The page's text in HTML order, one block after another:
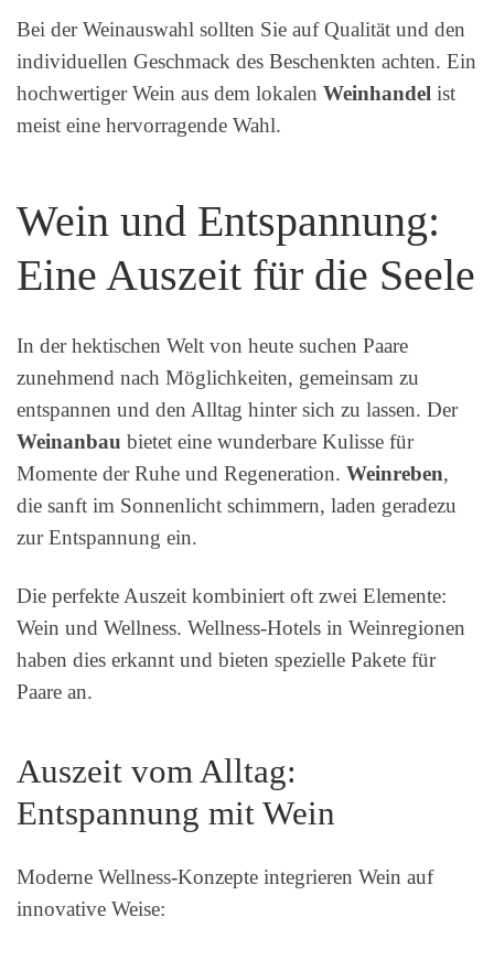
Bei der Weinauswahl sollten Sie auf Qualität und den
individuellen Geschmack des Beschenkten achten. Ein
hochwertiger Wein aus dem lokalen Weinhandel ist
meist eine hervorragende Wahl.
Wein und Entspannung:
Eine Auszeit für die Seele
In der hektischen Welt von heute suchen Paare
zunehmend nach Möglichkeiten, gemeinsam zu
entspannen und den Alltag hinter sich zu lassen. Der
Weinanbau bietet eine wunderbare Kulisse für
Momente der Ruhe und Regeneration. Weinreben,
die sanft im Sonnenlicht schimmern, laden geradezu
zur Entspannung ein.
Die perfekte Auszeit kombiniert oft zwei Elemente:
Wein und Wellness. Wellness-Hotels in Weinregionen
haben dies erkannt und bieten spezielle Pakete für
Paare an.
Auszeit vom Alltag:
Entspannung mit Wein
Moderne Wellness-Konzepte integrieren Wein auf
innovative Weise: